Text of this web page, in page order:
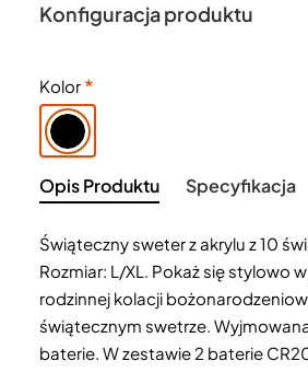
Konfiguracja produktu
Kolor
Opis Produktu Specyfikacja
Świąteczny sweter z akrylu z 10
Rozmiar: L/XL. Pokaż się stylowo
rodzinnej kolacji
świątecznym swetrze.
baterie. W zestawie 2 baterie